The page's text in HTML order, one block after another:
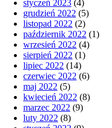
styczeń 2023 (4)
grudzień 2022 (5)
listopad 2022 (2)
październik 2022 (1)
wrzesień 2022 (4)
sierpień 2022 (1)
lipiec 2022 (14)
czerwiec 2022 (6)
maj 2022 (5)
kwiecień 2022 (8)
marzec 2022 (9)
luty 2022 (8)